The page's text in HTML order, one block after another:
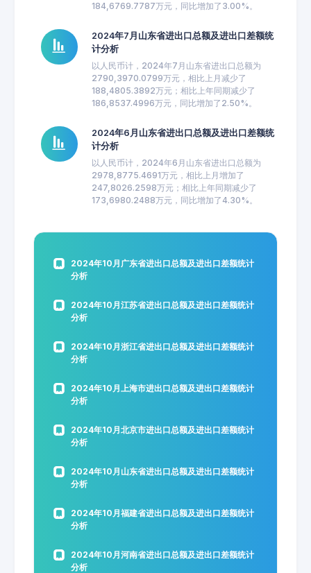
184,6769.7787万元，同比增加了3.00%。
2024年7月山东省进出口总额及进出口差额统
计分析
以人民币计，2024年7月山东省进出口总额为
2790,3970.0799万元，相比上月减少了
188,4805.3892万元；相比上年同期减少了
186,8537.4996万元，同比增加了2.50%。
2024年6月山东省进出口总额及进出口差额统
计分析
以人民币计，2024年6月山东省进出口总额为
2978,8775.4691万元，相比上月增加了
247,8026.2598万元；相比上年同期减少了
173,6980.2488万元，同比增加了4.30%。
2024年10月广东省进出口总额及进出口差额统计
分析
2024年10月江苏省进出口总额及进出口差额统计
分析
2024年10月浙江省进出口总额及进出口差额统计
分析
2024年10月上海市进出口总额及进出口差额统计
分析
2024年10月北京市进出口总额及进出口差额统计
分析
2024年10月山东省进出口总额及进出口差额统计
分析
2024年10月福建省进出口总额及进出口差额统计
分析
2024年10月河南省进出口总额及进出口差额统计
分析